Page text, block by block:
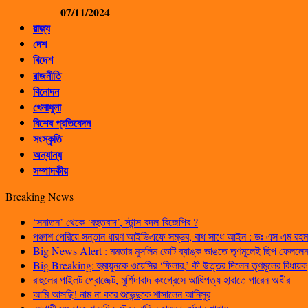
07/11/2024
রাজ্য
দেশ
বিদেশ
রাজনীতি
বিনোদন
খেলাধুলা
বিশেষ প্রতিবেদন
সংস্কৃতি
অন্যান্য
সম্পাদকীয়
Breaking News
‘সনাতন’ থেকে ‘বহুতবাদ’, স্টান্স বদল বিজেপির ?
পঞ্চাশ পেরিয়ে সন্তান ধারণ আইভিএফে সম্ভব, বাধ সাধে আইন : ডঃ এস এম
Big News Alert : মমতার মুসলিম ভোট ব্যাঙ্ক ভাঙতে তৃণমূলেই ছিপ ফেললেন
Big Breaking: হুমায়ুনকে ওয়েসির ‘ফিলার,’ কী উত্তর দিলেন তৃণমূলের বিধায়ক
রাহুলের পাইলট প্রোজেক্ট, মুর্শিদাবাদ কংগ্রেসে আধিপত্য হারাতে পারেন অধীর
আমি আসছি! নাম না করে শুভেন্দুকে শাসালেন আনিসুর